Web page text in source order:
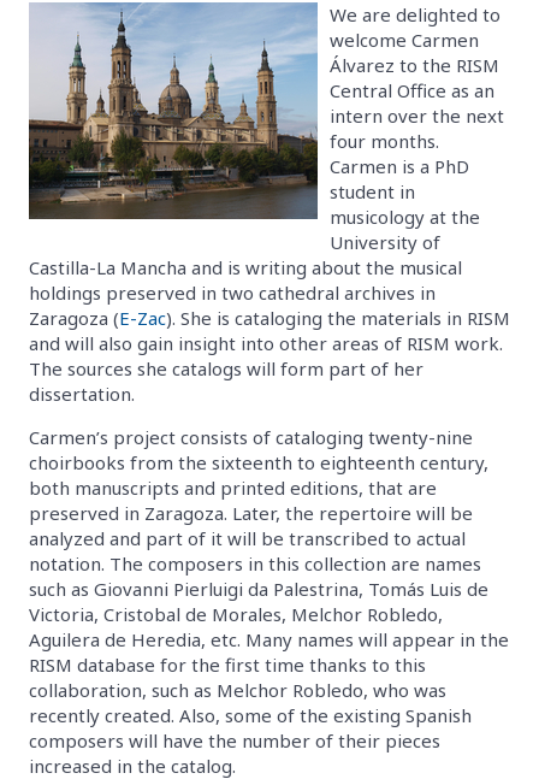
We are delighted to
welcome Carmen
Álvarez to the RISM
Central Office as an
intern over the next
four months.
Carmen is a PhD
student in
musicology at the
University of
Castilla-La Mancha and is writing about the musical
holdings preserved in two cathedral archives in
Zaragoza (E-Zac). She is cataloging the materials in RISM
and will also gain insight into other areas of RISM work.
The sources she catalogs will form part of her
dissertation.
Carmen’s project consists of cataloging twenty-nine
choirbooks from the sixteenth to eighteenth century,
both manuscripts and printed editions, that are
preserved in Zaragoza. Later, the repertoire will be
analyzed and part of it will be transcribed to actual
notation. The composers in this collection are names
such as Giovanni Pierluigi da Palestrina, Tomás Luis de
Victoria, Cristobal de Morales, Melchor Robledo,
Aguilera de Heredia, etc. Many names will appear in the
RISM database for the first time thanks to this
collaboration, such as Melchor Robledo, who was
recently created. Also, some of the existing Spanish
composers will have the number of their pieces
increased in the catalog.